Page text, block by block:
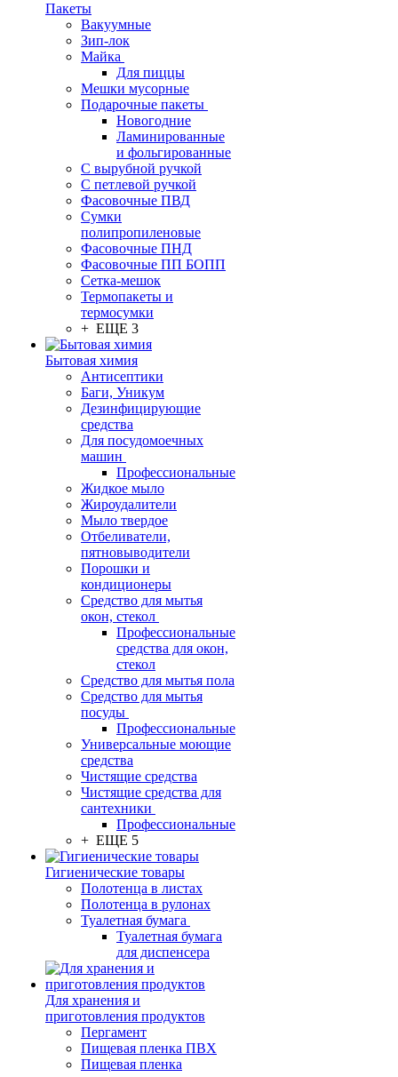
Пакеты
Вакуумные
Зип-лок
Майка
Для пиццы
Мешки мусорные
Подарочные пакеты
Новогодние
Ламинированные
и фольгированные
С вырубной ручкой
С петлевой ручкой
Фасовочные ПВД
Сумки
полипропиленовые
Фасовочные ПНД
Фасовочные ПП БОПП
Сетка-мешок
Термопакеты и
термосумки
+ ЕЩЕ 3
Бытовая химия
Антисептики
Баги, Уникум
Дезинфицирующие
средства
Для посудомоечных
машин
Профессиональные
Жидкое мыло
Жироудалители
Мыло твердое
Отбеливатели,
пятновыводители
Порошки и
кондиционеры
Средство для мытья
окон, стекол
Профессиональные
средства для окон,
стекол
Средство для мытья пола
Средство для мытья
посуды
Профессиональные
Универсальные моющие
средства
Чистящие средства
Чистящие средства для
сантехники
Профессиональные
+ ЕЩЕ 5
Гигиенические товары
Полотенца в листах
Полотенца в рулонах
Туалетная бумага
Туалетная бумага
для диспенсера
Для хранения и
приготовления продуктов
Пергамент
Пищевая пленка ПВХ
Пищевая пленка